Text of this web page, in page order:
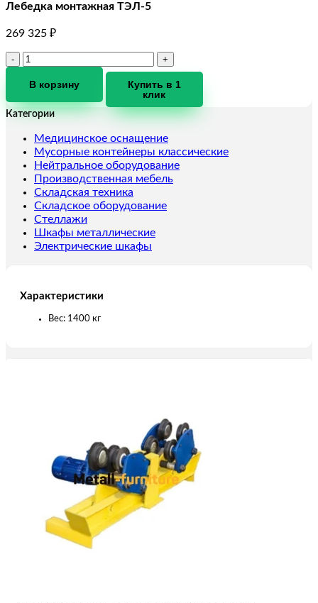
Лебедка монтажная ТЭЛ-5
269 325 ₽
Количество
Лебедка
ТЭЛ-5
В корзину
Купить в 1
клик
Категории
Медицинское оснащение
Мусорные контейнеры классические
Нейтральное оборудование
Производственная мебель
Складская техника
Складское оборудование
Стеллажи
Шкафы металлические
Электрические шкафы
Характеристики
Вес: 1400 кг